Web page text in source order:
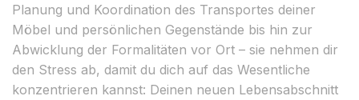
Planung und Koordination des Transportes deiner
Möbel und persönlichen Gegenstände bis hin zur
Abwicklung der Formalitäten vor Ort – sie nehmen dir
den Stress ab, damit du dich auf das Wesentliche
konzentrieren kannst: Deinen neuen Lebensabschnitt